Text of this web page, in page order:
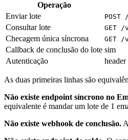
Operação
Enviar lote
Consultar lote GET
Checagem única síncrona GET /
Callback de conclusão do lote sim
Autenticação
header
As duas primeiras linhas são
Não existe endpoint síncrono no
equivalente é mandar um lote de 1
Não existe webhook de conclusão.